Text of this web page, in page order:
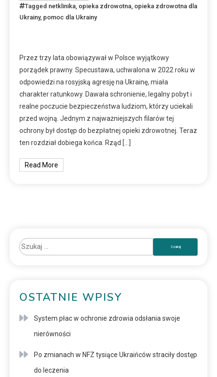
Tagged netklinika opieka zdrowotna opieka zdrowotna dla
Ukrainy, pomoc dla Ukrainy
Przez trzy lata obowiązywał w Polsce wyjątkowy
porządek prawny. Specustawa, uchwalona w 2022 roku w
odpowiedzi na rosyjską agresję na Ukrainę, miała
charakter ratunkowy. Dawała schronienie, legalny pobyt i
realne poczucie bezpieczeństwa ludziom, którzy uciekali
przed wojną. Jednym z najważniejszych filarów tej
ochrony był dostęp do bezpłatnej opieki zdrowotnej. Teraz
ten rozdział dobiega końca. Rząd […]
Read More
OSTATNIE WPISY
System płac w ochronie zdrowia odsłania swoje
nierówności
Po zmianach w NFZ tysiące Ukraińców straciły dostęp
do leczenia